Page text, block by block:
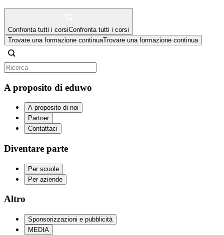
Confronta tutti i corsiConfronta tutti i corsi
Trovare una formazione continuaTrovare una formazione continua
A proposito di eduwo
A proposito di noi
Partner
Contattaci
Diventare parte
Per scuole
Per aziende
Altro
Sponsorizzazioni e pubblicità
MEDIA